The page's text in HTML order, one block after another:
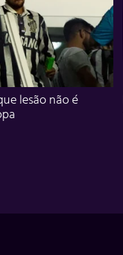
lesão não é